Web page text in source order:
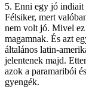
5. Enni egy jó
Félsiker, mert
nem volt jó. Mivel ez
magamnak. És azt
általános latin-
jelentenek majd.
azok a paramaribói
gyengék.